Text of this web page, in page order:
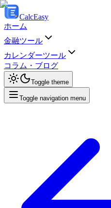
CalcEasy
ホーム
金融ツール
カレンダーツール
コラム・ブログ
Toggle theme
Toggle navigation menu